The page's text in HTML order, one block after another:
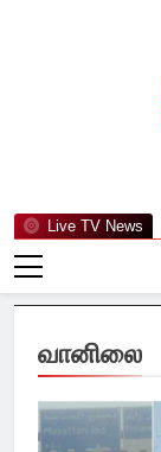
Live TV News
வானிலை